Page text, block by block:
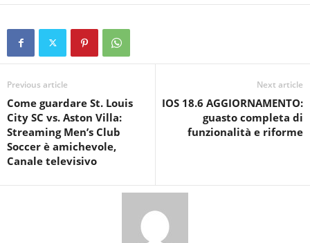
Previous article
Come guardare St. Louis
City SC vs. Aston Villa:
Streaming Men’s Club
Soccer è amichevole,
Canale televisivo
Next article
IOS 18.6 AGGIORNAMENTO:
guasto completa di
funzionalità e riforme